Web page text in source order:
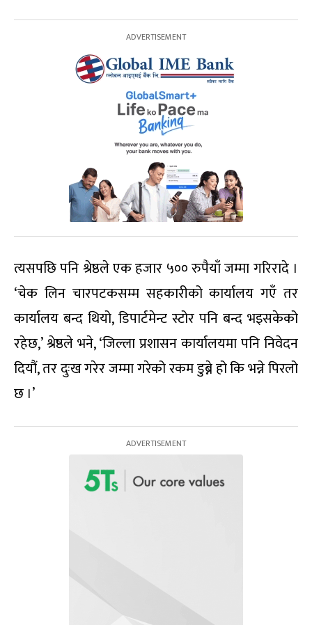
त्यसपछि पनि श्रेष्ठले एक हजार ५०० रुपैयाँ जम्मा गरिरादे ।
‘चेक लिन चारपटकसम्म सहकारीको कार्यालय गएँ तर
कार्यालय बन्द थियो, डिपार्टमेन्ट स्टोर पनि बन्द भइसकेको
रहेछ,’ श्रेष्ठले भने, ‘जिल्ला प्रशासन कार्यालयमा पनि निवेदन
दियौं, तर दुःख गरेर जम्मा गरेको रकम डुब्ने हो कि भन्ने पिरलो
छ ।’